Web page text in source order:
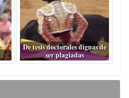
De tesis doctorales dignas de
ser plagiadas